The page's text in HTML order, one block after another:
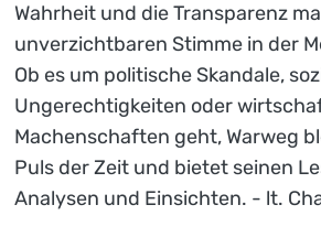
Wahrheit und die Transparenz
unverzichtbaren Stimme in der
Ob es um politische Skandale,
Ungerechtigkeiten oder
Machenschaften geht, Warweg
Puls der Zeit und bietet seinen
Analysen und Einsichten. - lt.